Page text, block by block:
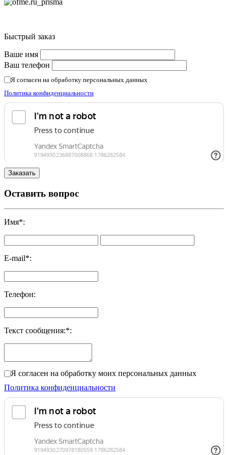
Быстрый заказ
Ваше имя
Ваш телефон
Я согласен на обработку персональных данных
Политика конфиденциальности
Оставить вопрос
Имя*:
E-mail*:
Телефон:
Текст сообщения:*:
Я согласен на обработку моих персональных данных
Политика конфиденциальности